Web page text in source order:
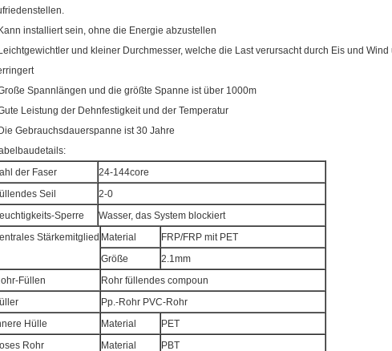
installiert sein, ohne die Energie abzustellen
und kleiner Durchmesser, welche die Last verursacht durch Eis und
Spannlängen und die größte Spanne ist über 1000m
Leistung der Dehnfestigkeit und der Temperatur
Gebrauchsdauerspanne ist 30 Jahre
der Faser 24-144core
Seil 2-0
Sperre Wasser, das System blockiert
Stärkemitglied Material FRP/FRP mit PET
Größe 2.1mm
Füllen Rohr füllendes compoun
Pp.-Rohr PVC-Rohr
Hülle Material PET
Rohr Material PBT